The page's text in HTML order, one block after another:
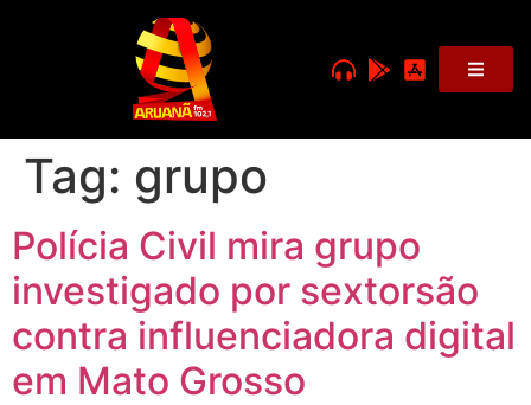
Tag: grupo
Polícia Civil mira grupo
investigado por sextorsão
contra influenciadora digital
em Mato Grosso